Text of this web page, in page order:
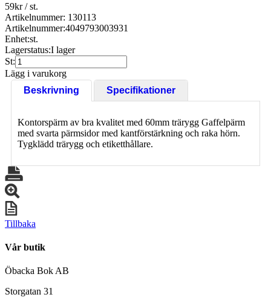
59kr/ st.
Artikelnummer: 130113
Artikelnummer:4049793003931
Enhet:st.
Lagerstatus:I lager
St:
Lägg i varukorg
Beskrivning
Specifikationer
Kontorspärm av bra kvalitet med 60mm trärygg Gaffelpärm
med svarta pärmsidor med kantförstärkning och raka hörn.
Tygklädd trärygg och etiketthållare.
Tillbaka
Vår butik
Öbacka Bok AB
Storgatan 31